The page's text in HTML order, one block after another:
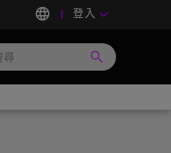
language 登入 keyboard_arrow_down
search